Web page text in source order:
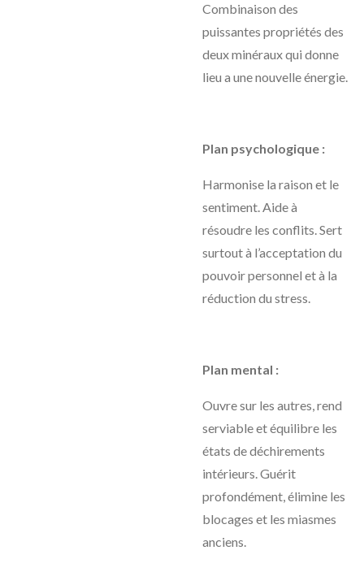
Combinaison des
puissantes propriétés des
deux minéraux qui donne
lieu a une nouvelle énergie.
Plan psychologique :
Harmonise la raison et le
sentiment. Aide à
résoudre les conflits. Sert
surtout à l’acceptation du
pouvoir personnel et à la
réduction du stress.
Plan mental :
Ouvre sur les autres, rend
serviable et équilibre les
états de déchirements
intérieurs. Guérit
profondément, élimine les
blocages et les miasmes
anciens.